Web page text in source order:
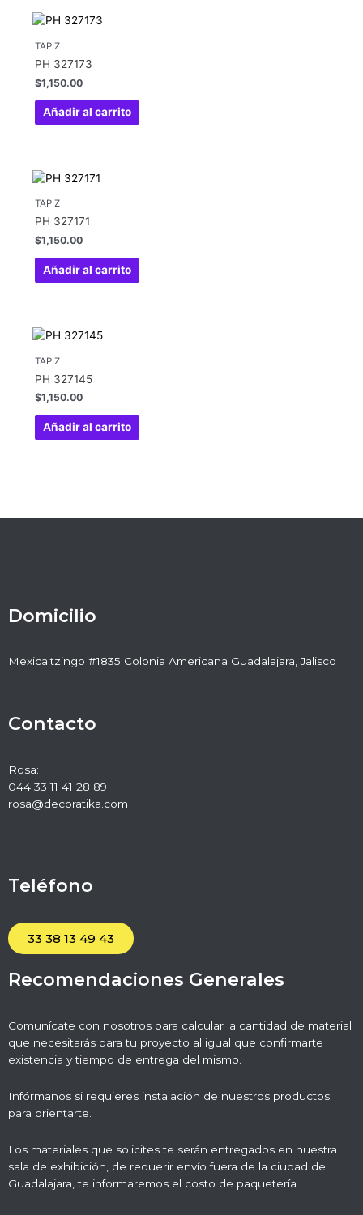
TAPIZ
PH 327173
$1,150.00
Añadir al carrito
TAPIZ
PH 327171
$1,150.00
Añadir al carrito
TAPIZ
PH 327145
$1,150.00
Añadir al carrito
Domicilio
Mexicaltzingo #1835 Colonia Americana Guadalajara, Jalisco
Contacto
Rosa:
044 33 11 41 28 89
rosa@decoratika.com
Teléfono
33 38 13 49 43
Recomendaciones Generales
Comunícate con nosotros para calcular la cantidad de material
que necesitarás para tu proyecto al igual que confirmarte
existencia y tiempo de entrega del mismo.
Infórmanos si requieres instalación de nuestros productos
para orientarte.
Los materiales que solicites te serán entregados en nuestra
sala de exhibición, de requerir envío fuera de la ciudad de
Guadalajara, te informaremos el costo de paquetería.